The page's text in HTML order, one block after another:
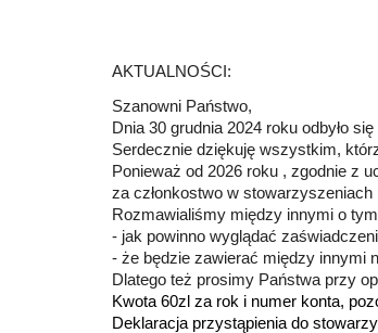
AKTUALNOŚCI:
Szanowni Państwo,
Dnia 30 grudnia 2024 roku odbyło
Serdecznie dziękuję wszystkim,
Ponieważ od 2026 roku , zgodnie z
za członkostwo w
Rozmawialiśmy między innymi o
- jak powinno wyglądać
- że będzie zawierać między innymi
Dlatego też prosimy Państwa przy
Kwota 60zl za rok i numer konta,
Deklaracja przystąpienia do